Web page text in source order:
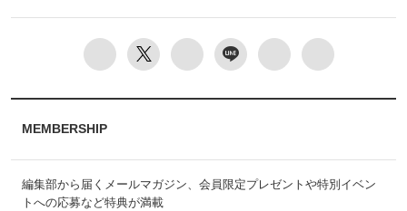
MEMBERSHIP
編集部から届くメールマガジン、会員限定プレゼントや特別イベン
トへの応募など特典が満載